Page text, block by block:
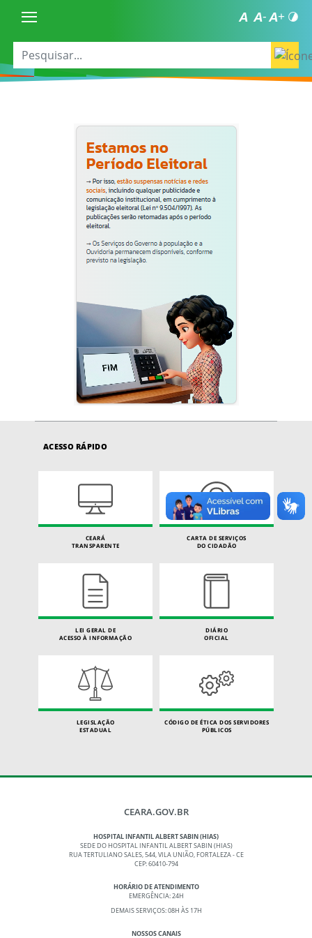
ACESSO RÁPIDO
CEARÁ
TRANSPARENTE
CARTA DE SERVIÇOS
DO CIDADÃO
LEI GERAL DE
ACESSO À INFORMAÇÃO
DIÁRIO
OFICIAL
LEGISLAÇÃO
ESTADUAL
CÓDIGO DE ÉTICA DOS SERVIDORES
PÚBLICOS
CEARA.GOV.BR
HOSPITAL INFANTIL ALBERT SABIN (HIAS)
SEDE DO HOSPITAL INFANTIL ALBERT SABIN (HIAS)
RUA TERTULIANO SALES, 544, VILA UNIÃO, FORTALEZA - CE
CEP: 60410-794
HORÁRIO DE ATENDIMENTO
EMERGÊNCIA: 24H
DEMAIS SERVIÇOS: 08H ÀS 17H
NOSSOS CANAIS